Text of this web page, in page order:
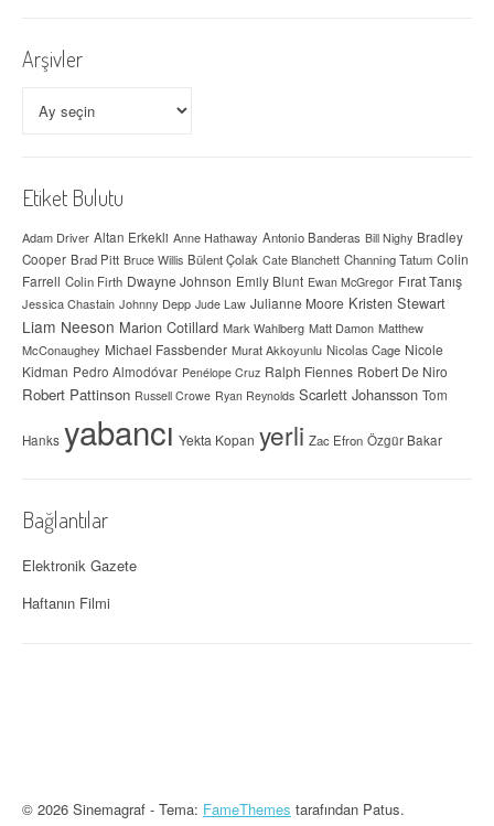
Arşivler
Etiket Bulutu
Adam Driver Altan Erkekli Anne Hathaway Antonio Banderas Bill Nighy Bradley
Cooper Brad Pitt Bruce Willis Bülent Çolak Cate Blanchett Channing Tatum Colin
Farrell Colin Firth Dwayne Johnson Emily Blunt Ewan McGregor Fırat Tanış
Jessica Chastain Johnny Depp Jude Law Julianne Moore Kristen Stewart
Liam Neeson Marion Cotillard Mark Wahlberg Matt Damon Matthew
McConaughey Michael Fassbender Murat Akkoyunlu Nicolas Cage Nicole
Kidman Pedro Almodóvar Penélope Cruz Ralph Fiennes Robert De Niro
Robert Pattinson Russell Crowe Ryan Reynolds Scarlett Johansson Tom
Hanks yabancı Yekta Kopan yerli Zac Efron Özgür Bakar
Bağlantılar
Elektronik Gazete
Haftanın Filmi
© 2026 Sinemagraf - Tema: FameThemes tarafından Patus.